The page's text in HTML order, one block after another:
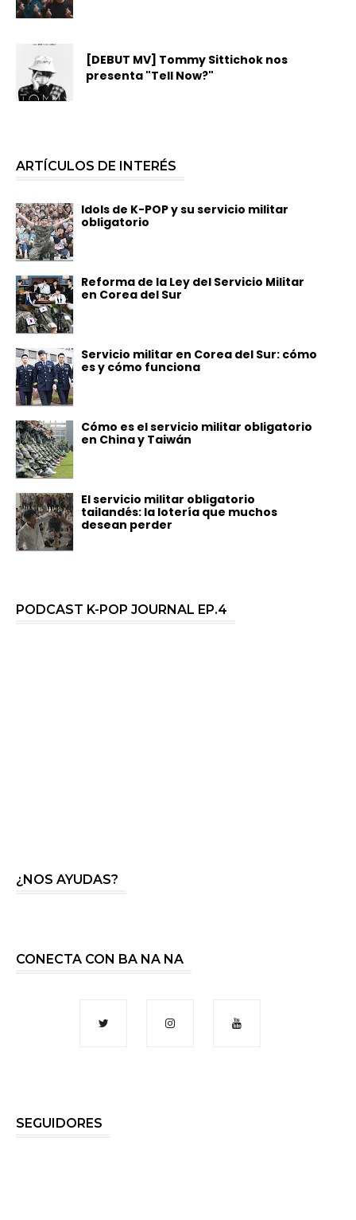
[DEBUT MV] Tommy Sittichok nos
presenta "Tell Now?"
ARTÍCULOS DE INTERÉS
Idols de K-POP y su servicio militar
obligatorio
Reforma de la Ley del Servicio Militar
en Corea del Sur
Servicio militar en Corea del Sur: cómo
es y cómo funciona
Cómo es el servicio militar obligatorio
en China y Taiwán
El servicio militar obligatorio
tailandés: la lotería que muchos
desean perder
PODCAST K-POP JOURNAL EP.4
¿NOS AYUDAS?
CONECTA CON BA NA NA
SEGUIDORES